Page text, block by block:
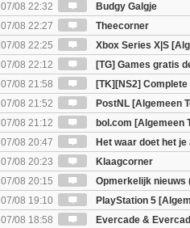
07/08 22:32
Budgy Galgje
07/08 22:27
Theecorner
07/08 22:25
Xbox Series X|S
07/08 22:12
[TG] Games gratis
elkaar.
07/08 21:58
[TK][NS2]
collectie
07/08 21:52
PostNL [Algemeen
07/08 21:12
bol.com [Algemeen
07/08 20:47
Het waar doet het je
spel! (3 posts wachten!)
07/08 20:23
Klaagcorner
07/08 20:15
Opmerkelijk nieuws
politiek/religie)
07/08 19:10
PlayStation 5
07/08 18:58
Evercade &